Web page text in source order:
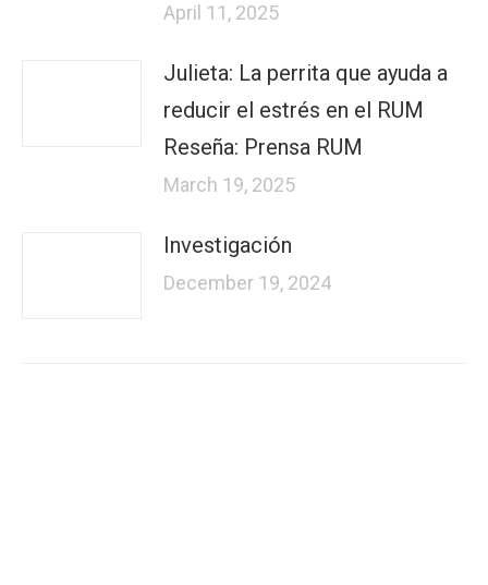
April 11, 2025
Julieta: La perrita que ayuda a
reducir el estrés en el RUM
Reseña: Prensa RUM
March 19, 2025
Investigación
December 19, 2024